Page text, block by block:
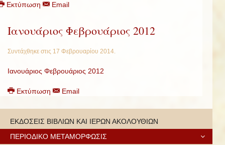
Εκτύπωση Email
Ιανουάριος Φεβρουάριος 2012
Συντάχθηκε στις 17 Φεβρουαρίου 2014.
Ιανουάριος Φεβρουάριος 2012
Εκτύπωση Email
ΕΚΔΟΣΕΙΣ ΒΙΒΛΙΩΝ ΚΑΙ ΙΕΡΩΝ ΑΚΟΛΟΥΘΙΩΝ
ΠΕΡΙΟΔΙΚΟ ΜΕΤΑΜΟΡΦΩΣΙΣ